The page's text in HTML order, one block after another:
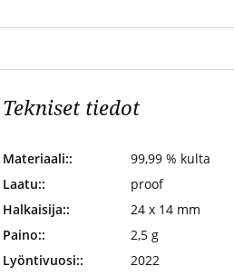
Tekniset tiedot
Materiaali::
99,99 % kulta
Laatu::
proof
Halkaisija::
24 x 14 mm
Paino::
2,5 g
Lyöntivuosi::
2022